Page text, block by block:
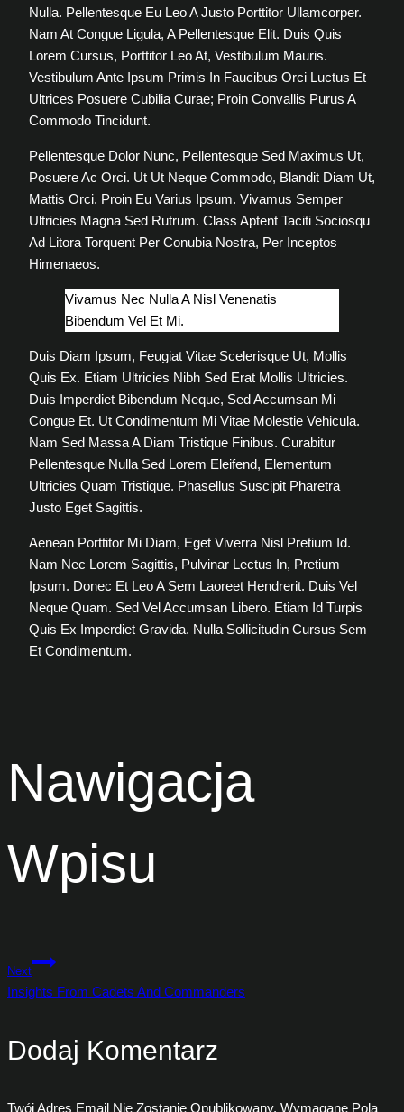
Nulla. Pellentesque Eu Leo A Justo Porttitor Ullamcorper.
Nam At Congue Ligula, A Pellentesque Elit. Duis Quis
Lorem Cursus, Porttitor Leo At, Vestibulum Mauris.
Vestibulum Ante Ipsum Primis In Faucibus Orci Luctus Et
Ultrices Posuere Cubilia Curae; Proin Convallis Purus A
Commodo Tincidunt.
Pellentesque Dolor Nunc, Pellentesque Sed Maximus Ut,
Posuere Ac Orci. Ut Ut Neque Commodo, Blandit Diam Ut,
Mattis Orci. Proin Eu Varius Ipsum. Vivamus Semper
Ultricies Magna Sed Rutrum. Class Aptent Taciti Sociosqu
Ad Litora Torquent Per Conubia Nostra, Per Inceptos
Himenaeos.
Vivamus Nec Nulla A Nisl Venenatis
Bibendum Vel Et Mi.
Duis Diam Ipsum, Feugiat Vitae Scelerisque Ut, Mollis
Quis Ex. Etiam Ultricies Nibh Sed Erat Mollis Ultricies.
Duis Imperdiet Bibendum Neque, Sed Accumsan Mi
Congue Et. Ut Condimentum Mi Vitae Molestie Vehicula.
Nam Sed Massa A Diam Tristique Finibus. Curabitur
Pellentesque Nulla Sed Lorem Eleifend, Elementum
Ultricies Quam Tristique. Phasellus Suscipit Pharetra
Justo Eget Sagittis.
Aenean Porttitor Mi Diam, Eget Viverra Nisl Pretium Id.
Nam Nec Lorem Sagittis, Pulvinar Lectus In, Pretium
Ipsum. Donec Et Leo A Sem Laoreet Hendrerit. Duis Vel
Neque Quam. Sed Vel Accumsan Libero. Etiam Id Turpis
Quis Ex Imperdiet Gravida. Nulla Sollicitudin Cursus Sem
Et Condimentum.
Nawigacja
Wpisu
Next
Insights From Cadets And Commanders
Dodaj Komentarz
Twój Adres Email Nie Zostanie Opublikowany. Wymagane Pola